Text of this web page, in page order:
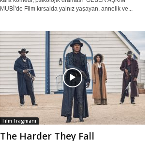
MUBİ’de Film kırsalda yalnız yaşayan, annelik ve...
Film Fragmanı
The Harder They Fall